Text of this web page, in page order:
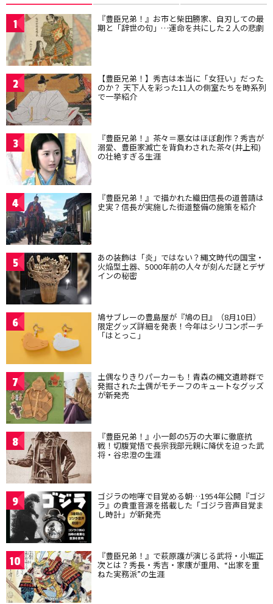
1 『豊臣兄弟！』お市と柴田勝家、自刃しての最
期と「辞世の句」…運命を共にした２人の悲劇
2 【豊臣兄弟！】秀吉は本当に「女狂い」だった
のか？ 天下人を彩った11人の側室たちを時系列
で一挙紹介
3 『豊臣兄弟！』茶々＝悪女はほぼ創作？秀吉が
溺愛、豊臣家滅亡を背負わされた茶々(井上和)
の壮絶すぎる生涯
4 『豊臣兄弟！』で描かれた織田信長の道普請は
史実？信長が実施した街道整備の施策を紹介
5 あの装飾は「炎」ではない？縄文時代の国宝・
火焔型土器、5000年前の人々が刻んだ謎とデザ
インの秘密
6 鳩サブレーの豊島屋が『鳩の日』（8月10日）
限定グッズ詳細を発表！今年はシリコンポーチ
「はとっこ」
7 土偶なりきりパーカーも！青森の縄文遺跡群で
発掘された土偶がモチーフのキュートなグッズ
が新発売
8 『豊臣兄弟！』小一郎の5万の大軍に徹底抗
戦！切腹覚悟で長宗我部元親に降伏を迫った武
将・谷忠澄の生涯
9 ゴジラの咆哮で目覚める朝…1954年公開『ゴジ
ラ』の貴重音源を搭載した「ゴジラ音声目覚ま
し時計」が新発売
10 『豊臣兄弟！』で萩原護が演じる武将・小堀正
次とは？秀長・秀吉・家康が重用、“出家を重
ねた実務派”の生涯